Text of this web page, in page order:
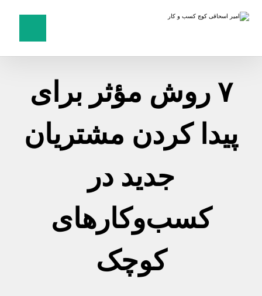
۷ روش مؤثر برای
پیدا کردن مشتریان
جدید در
کسب‌وکارهای
کوچک